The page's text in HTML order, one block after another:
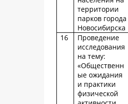
территории
парков города
Новосибирска
16
Проведение
исследования
на тему:
«Общественн
ые ожидания
и практики
физической